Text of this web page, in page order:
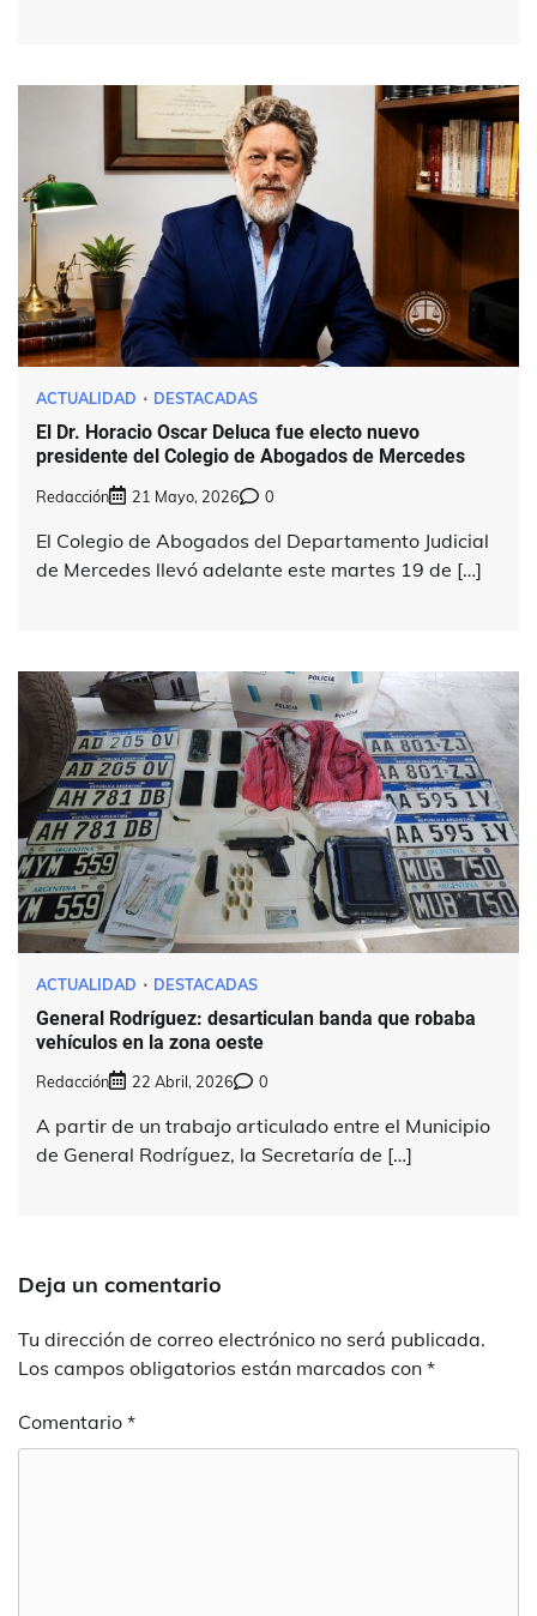
ACTUALIDAD DESTACADAS
El Dr. Horacio Oscar Deluca fue electo nuevo
presidente del Colegio de Abogados de Mercedes
Redacción 21 Mayo, 2026 0
El Colegio de Abogados del Departamento Judicial
de Mercedes llevó adelante este martes 19 de […]
ACTUALIDAD DESTACADAS
General Rodríguez: desarticulan banda que robaba
vehículos en la zona oeste
Redacción 22 Abril, 2026 0
A partir de un trabajo articulado entre el Municipio
de General Rodríguez, la Secretaría de […]
Deja un comentario
Tu dirección de correo electrónico no será publicada.
Los campos obligatorios están marcados con *
Comentario *